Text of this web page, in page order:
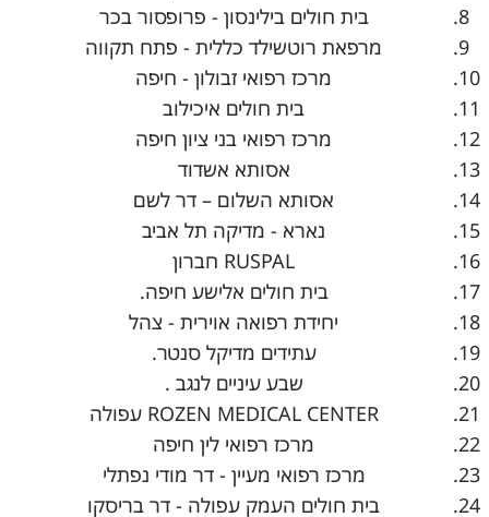
בית חולים בילינסון - פרופסור בכר
מרפאת רוטשילד כללית - פתח תקווה
מרכז רפואי זבולון - חיפה
בית חולים איכילוב
מרכז רפואי בני ציון חיפה
אסותא אשדוד
אסותא השלום – דר לשם
נארא - מדיקה תל אביב
RUSPAL חברון
בית חולים אלישע חיפה.
יחידת רפואה אוירית - צהל
עתידים מדיקל סנטר.
שבע עיניים לנגב .
ROZEN MEDICAL CENTER עפולה
מרכז רפואי לין חיפה
מרכז רפואי מעיין - דר מודי נפתלי
בית חולים העמק עפולה - דר בריסקו